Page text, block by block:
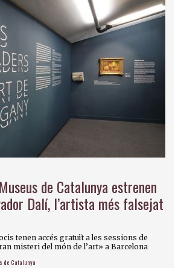
de Catalunya estrenen
Dalí, l’artista més falsejat
tenen accés gratuït a les sessions de
misteri del món de l’art» a Barcelona
de Catalunya